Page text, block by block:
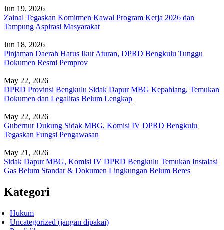
Jun 19, 2026
Zainal Tegaskan Komitmen Kawal Program Kerja 2026 dan
Tampung Aspirasi Masyarakat
Jun 18, 2026
Pinjaman Daerah Harus Ikut Aturan, DPRD Bengkulu Tunggu
Dokumen Resmi Pemprov
May 22, 2026
DPRD Provinsi Bengkulu Sidak Dapur MBG Kepahiang, Temukan
Dokumen dan Legalitas Belum Lengkap
May 22, 2026
Gubernur Dukung Sidak MBG, Komisi IV DPRD Bengkulu
Tegaskan Fungsi Pengawasan
May 21, 2026
Sidak Dapur MBG, Komisi IV DPRD Bengkulu Temukan Instalasi
Gas Belum Standar & Dokumen Lingkungan Belum Beres
Kategori
Hukum
Uncategorized (jangan dipakai)